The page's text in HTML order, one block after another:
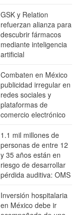
GSK y Relation
refuerzan alianza para
descubrir fármacos
mediante inteligencia
artificial
Combaten en México
publicidad irregular en
redes sociales y
plataformas de
comercio electrónico
1.1 mil millones de
personas de entre 12
y 35 años están en
riesgo de desarrollar
pérdida auditiva: OMS
Inversión hospitalaria
en México debe ir